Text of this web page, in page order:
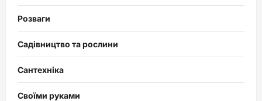
Розваги
Садівництво та рослини
Сантехніка
Своїми руками